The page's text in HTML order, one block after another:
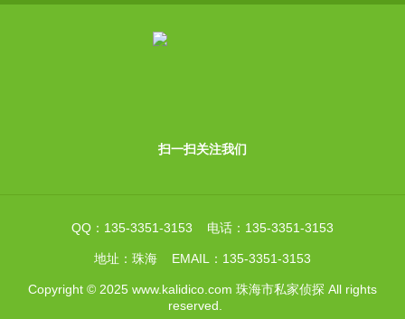
扫一扫关注我们
QQ：135-3351-3153 电话：135-3351-3153
地址：珠海 EMAIL：135-3351-3153
Copyright © 2025 www.kalidico.com 珠海市私家侦探 All rights
reserved.